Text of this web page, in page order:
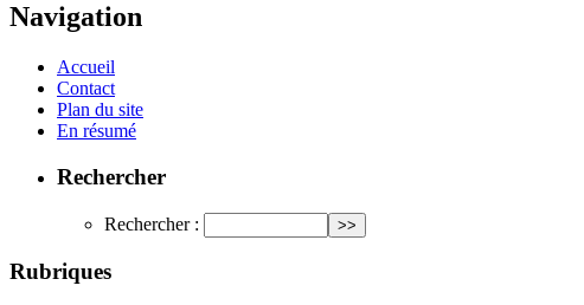
Navigation
Accueil
Contact
Plan du site
En résumé
Rechercher
Rechercher :
Rubriques